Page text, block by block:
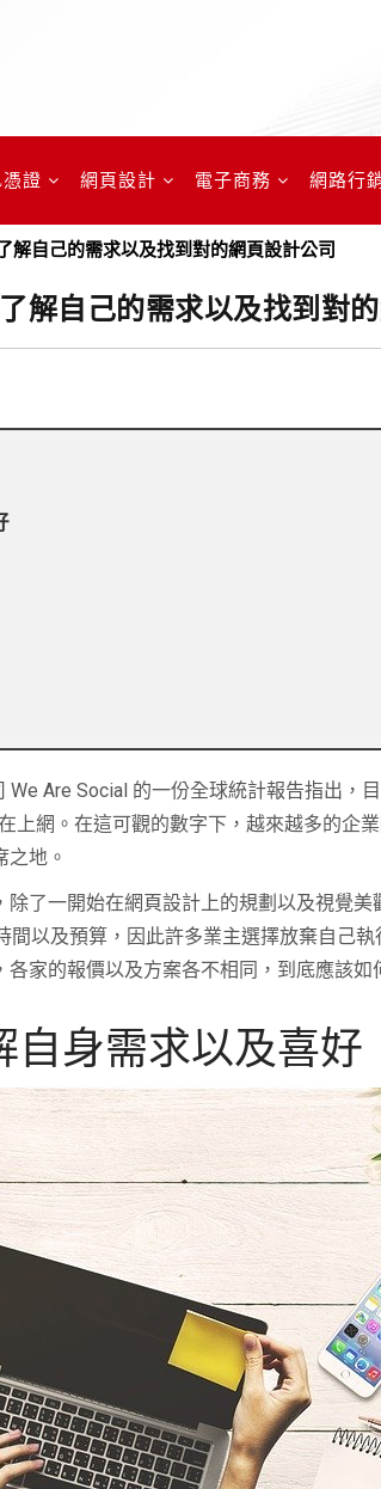
憑證 網頁設計 電子商務 網路行
解自己的需求以及找到對的網頁設計公司
解自己的需求以及找到對
Are Social 的一份全球統計報告指出，
上網。在這可觀的數字下，越來越多的企
地。
了一開始在網頁設計上的規劃以及視覺
間以及預算，因此許多業主選擇放棄自己
家的報價以及方案各不相同，到底應該
自身需求以及喜好